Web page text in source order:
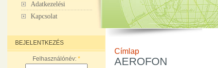
Adatkezelési
Kapcsolat
BEJELENTKEZÉS
Felhasználónév: *
Címlap
AEROFON